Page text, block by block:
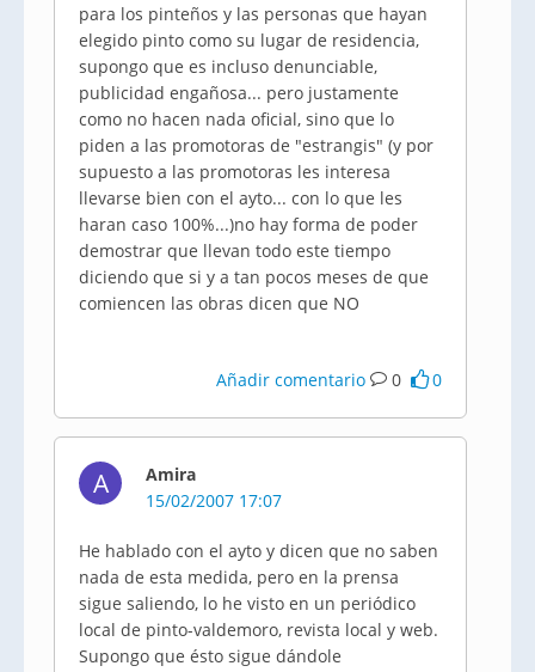
para los pinteños y las personas que hayan
elegido pinto como su lugar de residencia,
supongo que es incluso denunciable,
publicidad engañosa... pero justamente
como no hacen nada oficial, sino que lo
piden a las promotoras de "estrangis" (y por
supuesto a las promotoras les interesa
llevarse bien con el ayto... con lo que les
haran caso 100%...)no hay forma de poder
demostrar que llevan todo este tiempo
diciendo que si y a tan pocos meses de que
comiencen las obras dicen que NO
Añadir comentario 0 0
A
Amira
15/02/2007 17:07
He hablado con el ayto y dicen que no saben
nada de esta medida, pero en la prensa
sigue saliendo, lo he visto en un periódico
local de pinto-valdemoro, revista local y web.
Supongo que ésto sigue dándole